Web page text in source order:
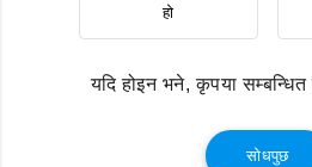
हो
यदि होइन भने, कृपया
सोधपुछ